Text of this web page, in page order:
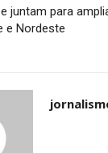
juntam para
e Nordeste